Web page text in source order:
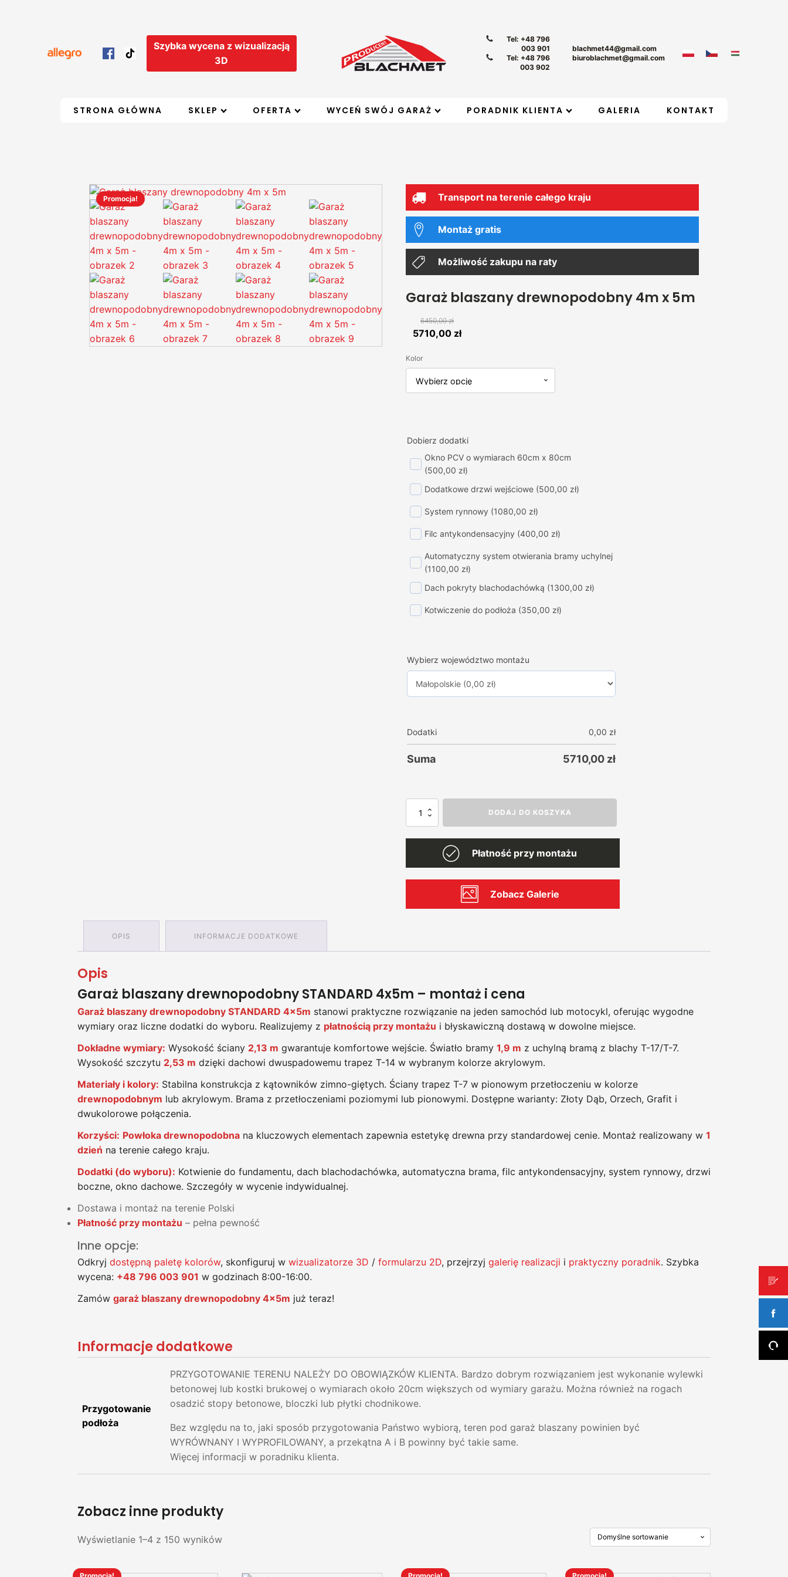
Szybka wycena z wizualizacją
3D
Tel: +48 796
003 901
Tel: +48 796
003 902
blachmet44@gmail.com
biuroblachmet@gmail.com
STRONA GŁÓWNA SKLEP OFERTA WYCEŃ SWÓJ GARAŻ PORADNIK KLIENTA GALERIA KONTAKT
Promocja! Transport na terenie całego kraju
Montaż gratis
Możliwość zakupu na raty
Garaż blaszany drewnopodobny 4m x 5m
6450,00zł
Pierwotna
wynosiła:
6450,00 zł.
5710,00 złAktualna
5710,00 zł.
Kolor
Dobierz dodatki
Okno PCV o wymiarach 60cm x 80cm
(500,00 zł)
Dodatkowe drzwi wejściowe (500,00 zł)
System rynnowy (1080,00 zł)
Filc antykondensacyjny (400,00 zł)
Automatyczny system otwierania bramy uchylnej
(1100,00 zł)
Dach pokryty blachodachówką (1300,00 zł)
Kotwiczenie do podłoża (350,00 zł)
Wybierz województwo montażu
Dodatki 0,00 zł
Suma 5710,00 zł
ilość
DODAJ DO KOSZYKA
Płatność przy montażu
Zobacz Galerie
OPIS INFORMACJE DODATKOWE
Opis
Garaż blaszany drewnopodobny STANDARD 4x5m – montaż i cena
Garaż blaszany drewnopodobny STANDARD 4x5m stanowi praktyczne rozwiązanie na jeden samochód lub motocykl, oferując wygodne
wymiary oraz liczne dodatki do wyboru. Realizujemy z płatnością przy montażu i błyskawiczną dostawą w dowolne miejsce.
Dokładne wymiary: Wysokość ściany 2,13 m gwarantuje komfortowe wejście. Światło bramy 1,9 m z uchylną bramą z blachy T-17/T-7.
Wysokość szczytu 2,53 m dzięki dachowi dwuspadowemu trapez T-14 w wybranym kolorze akrylowym.
Materiały i kolory: Stabilna konstrukcja z kątowników zimno-giętych. Ściany trapez T-7 w pionowym przetłoczeniu w kolorze
drewnopodobnym lub akrylowym. Brama z przetłoczeniami poziomymi lub pionowymi. Dostępne warianty: Złoty Dąb, Orzech, Grafit i
dwukolorowe połączenia.
Korzyści: Powłoka drewnopodobna na kluczowych elementach zapewnia estetykę drewna przy standardowej cenie. Montaż realizowany w 1
dzień na terenie całego kraju.
Dodatki (do wyboru): Kotwienie do fundamentu, dach blachodachówka, automatyczna brama, filc antykondensacyjny, system rynnowy, drzwi
boczne, okno dachowe. Szczegóły w wycenie indywidualnej.
Dostawa i montaż na terenie Polski
Płatność przy montażu – pełna pewność
Inne opcje:
Odkryj dostępną paletę kolorów, skonfiguruj w wizualizatorze 3D / formularzu 2D, przejrzyj galerię realizacji i praktyczny poradnik. Szybka
wycena: +48 796 003 901 w godzinach 8:00-16:00.
Zamów garaż blaszany drewnopodobny 4x5m już teraz!
Informacje dodatkowe
Przygotowanie
podłoża
PRZYGOTOWANIE TERENU NALEŻY DO OBOWIĄZKÓW KLIENTA. Bardzo dobrym rozwiązaniem jest wykonanie wylewki
betonowej lub kostki brukowej o wymiarach około 20cm większych od wymiary garażu. Można również na rogach
osadzić stopy betonowe, bloczki lub płytki chodnikowe.
Bez względu na to, jaki sposób przygotowania Państwo wybiorą, teren pod garaż blaszany powinien być
WYRÓWNANY I WYPROFILOWANY, a przekątna A i B powinny być takie same.
Więcej informacji w poradniku klienta.
Zobacz inne produkty
Wyświetlanie 1–4 z 150 wyników